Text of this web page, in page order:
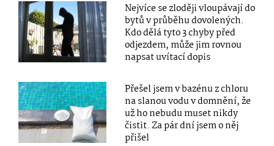
Nejvíce se zloději vloupávají do
bytů v průběhu dovolených.
Kdo dělá tyto 3 chyby před
odjezdem, může jim rovnou
napsat uvítací dopis
Přešel jsem v bazénu z chloru
na slanou vodu v domnění, že
už ho nebudu muset nikdy
čistit. Za pár dní jsem o něj
přišel